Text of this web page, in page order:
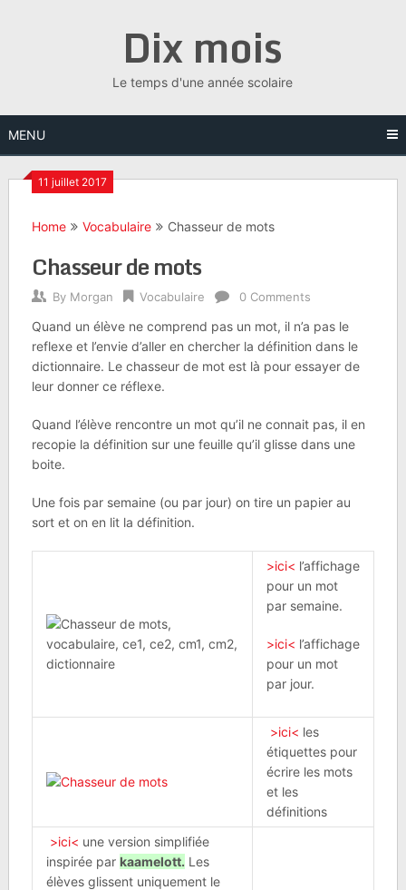
Dix mois
Le temps d'une année scolaire
MENU
11 juillet 2017
Home Vocabulaire Chasseur de mots
Chasseur de mots
By Morgan Vocabulaire 0 Comments
Quand un élève ne comprend pas un mot, il n’a pas le
reflexe et l’envie d’aller en chercher la définition dans le
dictionnaire. Le chasseur de mot est là pour essayer de
leur donner ce réflexe.
Quand l’élève rencontre un mot qu’il ne connait pas, il en
recopie la définition sur une feuille qu’il glisse dans une
boite.
Une fois par semaine (ou par jour) on tire un papier au
sort et on en lit la définition.
>ici< l’affichage
pour un mot
par semaine.
>ici< l’affichage
pour un mot
par jour.
>ici< les
étiquettes pour
écrire les mots
et les
définitions
>ici< une version simplifiée
inspirée par kaamelott. Les
élèves glissent uniquement le